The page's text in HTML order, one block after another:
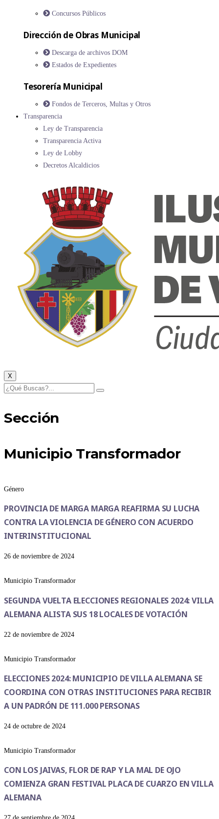
Concursos Públicos
Dirección de Obras Municipal
Descarga de archivos DOM
Estados de Expedientes
Tesorería Municipal
Fondos de Terceros, Multas y Otros
Transparencia
Ley de Transparencia
Transparencia Activa
Ley de Lobby
Decretos Alcaldicios
X
Sección
Municipio Transformador
Género
PROVINCIA DE MARGA MARGA REAFIRMA SU LUCHA
CONTRA LA VIOLENCIA DE GÉNERO CON ACUERDO
INTERINSTITUCIONAL
26 de noviembre de 2024
Municipio Transformador
SEGUNDA VUELTA ELECCIONES REGIONALES 2024: VILLA
ALEMANA ALISTA SUS 18 LOCALES DE VOTACIÓN
22 de noviembre de 2024
Municipio Transformador
ELECCIONES 2024: MUNICIPIO DE VILLA ALEMANA SE
COORDINA CON OTRAS INSTITUCIONES PARA RECIBIR
A UN PADRÓN DE 111.000 PERSONAS
24 de octubre de 2024
Municipio Transformador
CON LOS JAIVAS, FLOR DE RAP Y LA MAL DE OJO
COMIENZA GRAN FESTIVAL PLACA DE CUARZO EN VILLA
ALEMANA